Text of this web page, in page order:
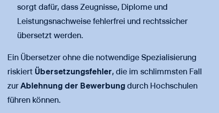
sorgt dafür, dass Zeugnisse, Diplome und
Leistungsnachweise fehlerfrei und rechtssicher
übersetzt werden.
Ein Übersetzer ohne die notwendige Spezialisierung
riskiert Übersetzungsfehler, die im schlimmsten Fall
zur Ablehnung der Bewerbung durch Hochschulen
führen können.